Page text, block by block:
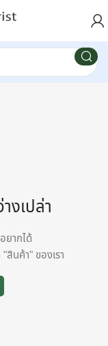
งเปล่า
ยากได้
นค้า" ของเรา